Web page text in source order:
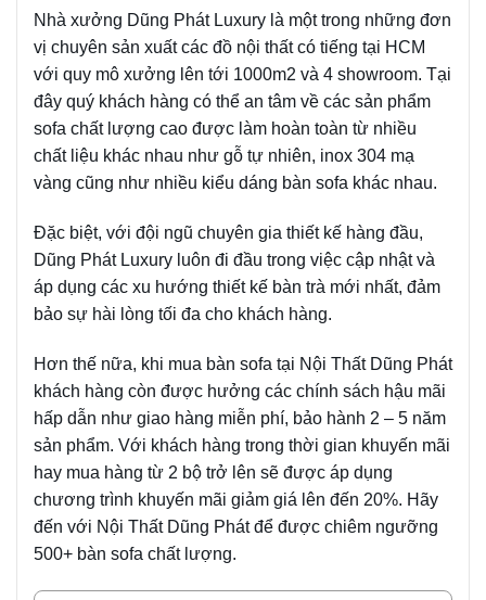
Nhà xưởng Dũng Phát Luxury là một trong những đơn
vị chuyên sản xuất các đồ nội thất có tiếng tại HCM
với quy mô xưởng lên tới 1000m2 và 4 showroom. Tại
đây quý khách hàng có thể an tâm về các sản phẩm
sofa chất lượng cao được làm hoàn toàn từ nhiều
chất liệu khác nhau như gỗ tự nhiên, inox 304 mạ
vàng cũng như nhiều kiểu dáng bàn sofa khác nhau.
Đặc biệt, với đội ngũ chuyên gia thiết kế hàng đầu,
Dũng Phát Luxury luôn đi đầu trong việc cập nhật và
áp dụng các xu hướng thiết kế bàn trà mới nhất, đảm
bảo sự hài lòng tối đa cho khách hàng.
Hơn thế nữa, khi mua bàn sofa tại Nội Thất Dũng Phát
khách hàng còn được hưởng các chính sách hậu mãi
hấp dẫn như giao hàng miễn phí, bảo hành 2 – 5 năm
sản phẩm. Với khách hàng trong thời gian khuyến mãi
hay mua hàng từ 2 bộ trở lên sẽ được áp dụng
chương trình khuyến mãi giảm giá lên đến 20%. Hãy
đến với Nội Thất Dũng Phát để được chiêm ngưỡng
500+ bàn sofa chất lượng.